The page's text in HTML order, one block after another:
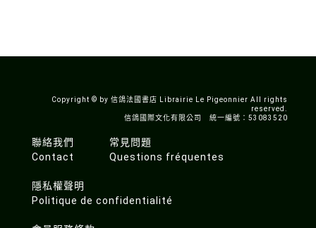
Copyright © by 信鴿法國書店 Librairie Le Pigeonnier All rights
reserved.
信鴿國際文化有限公司 統一編號：53083520
聯絡我們
Contact
常見問題
Questions fréquentes
隱私權聲明
Politique de confidentialité